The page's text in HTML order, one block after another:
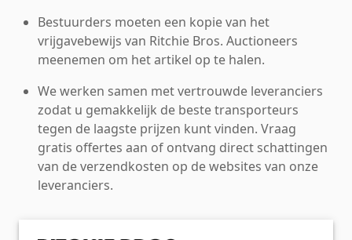
Bestuurders moeten een kopie van het
vrijgavebewijs van Ritchie Bros. Auctioneers
meenemen om het artikel op te halen.
We werken samen met vertrouwde leveranciers
zodat u gemakkelijk de beste transporteurs
tegen de laagste prijzen kunt vinden. Vraag
gratis offertes aan of ontvang direct schattingen
van de verzendkosten op de websites van onze
leveranciers.